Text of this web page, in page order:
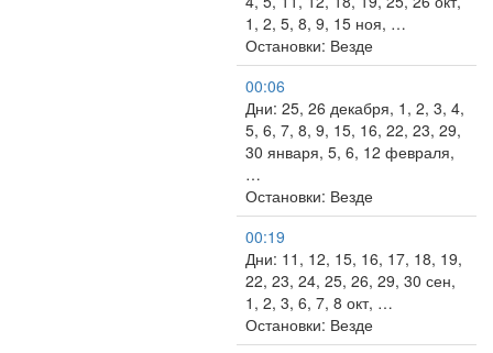
1, 2, 5, 8, 9, 15 ноя, …
Остановки: Везде
00:06
Дни: 25, 26 декабря, 1, 2, 3, 4,
5, 6, 7, 8, 9, 15, 16, 22, 23, 29,
30 января, 5, 6, 12 февраля,
…
Остановки: Везде
00:19
Дни: 11, 12, 15, 16, 17, 18, 19,
22, 23, 24, 25, 26, 29, 30 сен,
1, 2, 3, 6, 7, 8 окт, …
Остановки: Везде